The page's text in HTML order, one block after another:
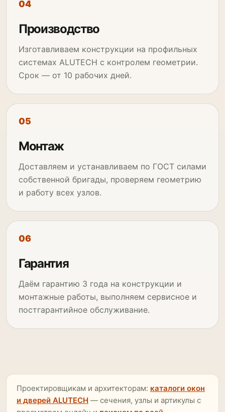
Производство
Изготавливаем конструкции на профильных
системах ALUTECH с контролем геометрии.
Срок — от 10 рабочих дней.
Монтаж
Доставляем и устанавливаем по ГОСТ силами
собственной бригады, проверяем геометрию
и работу всех узлов.
Гарантия
Даём гарантию 3 года на конструкции и
монтажные работы, выполняем сервисное и
постгарантийное обслуживание.
Проектировщикам и архитекторам: каталоги окон
и дверей ALUTECH — сечения, узлы и артикулы с